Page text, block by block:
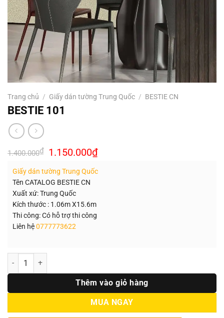
Trang chủ / Giấy dán tường Trung Quốc / BESTIE CN
BESTIE 101
1.400.000₫ Giá
gốc
1.400.000₫.
1.150.000₫Giá
hiện
là:
Giấy dán tường Trung Quốc
Tên CATALOG BESTIE CN
Xuất xứ: Trung Quốc
Kích thước : 1.06m X15.6m
Thi công: Có hỗ trợ thi công
Liên hệ0777773622
Số lượng
Thêm vào giỏ hàng
MUA NGAY